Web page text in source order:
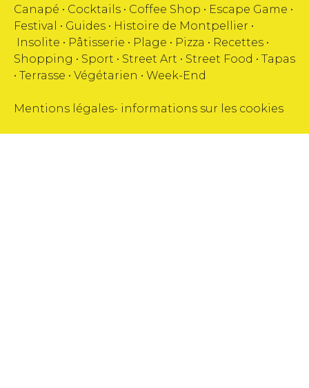
Canapé • Cocktails • Coffee Shop • Escape Game •
Festival
• Guides • Histoire de Montpellier •
Insolite • Pâtisserie • Plage • Pizza • Recettes •
Shopping • Sport • Street Art • Street Food • Tapas
• Terrasse • Végétarien • Week-End
Mentions légales- informations sur les cookies